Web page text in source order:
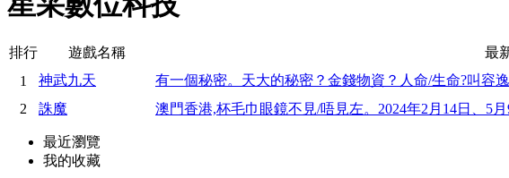
排行 遊戲名稱 最
1
神武九天 有一個秘密。天大的秘密？金錢物資？人命/生命?叫容
2
誅魔 澳門香港,杯毛巾眼鏡不見/唔見左。2024年2月14日、5
最近瀏覽
我的收藏